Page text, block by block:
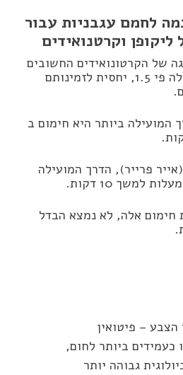
לחמם עגבניות עבור
וקרטנואידים
של הקרטונואידים החשובים
לאחר חימום העגבניות עלה פי 1.5, יחסית לזמינותם
המועילה ביותר היא חימום ב
(אייר פרייר), הדרך המועילה
חימום אלה, לא נמצא הבדל
הצבע – פיטואין
כעמידים ביותר לחום,
גבוהה יותר